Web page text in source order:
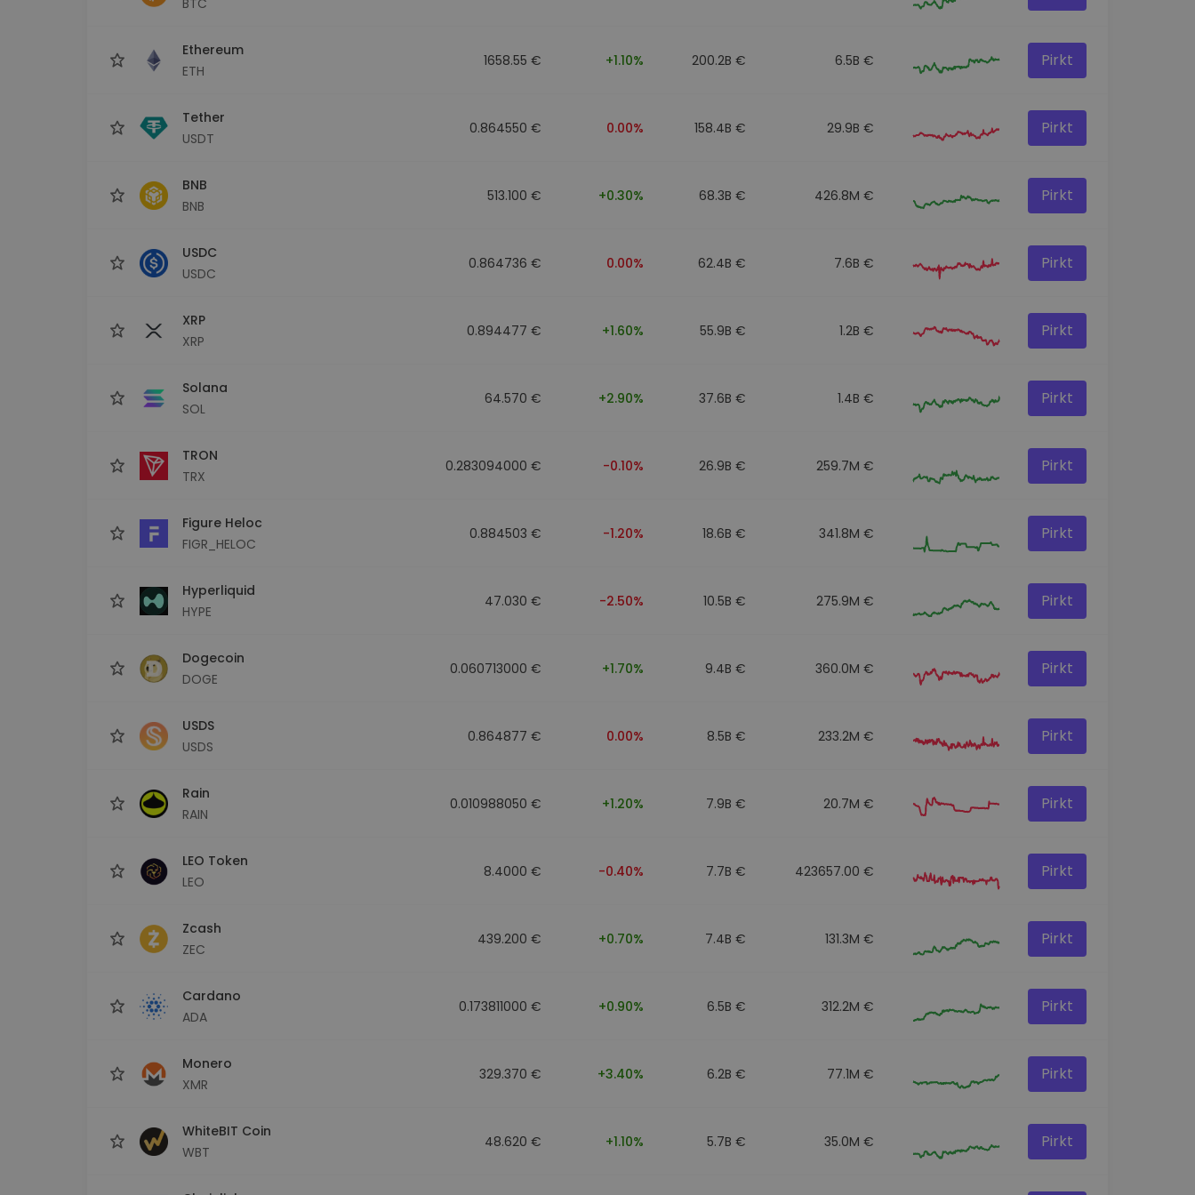
Ethereum
ETH
1658.55 € +1.10% 200.2B € 6.5B € Pirkt
Tether
USDT
0.864550 € 0.00% 158.4B € 29.9B € Pirkt
BNB
BNB
513.100 € +0.30% 68.3B € 426.8M € Pirkt
USDC
USDC
0.864736 € 0.00% 62.4B € 7.6B € Pirkt
XRP
XRP
0.894477 € +1.60% 55.9B € 1.2B € Pirkt
Solana
SOL
64.570 € +2.90% 37.6B € 1.4B € Pirkt
TRON
TRX
0.283094000 € -0.10% 26.9B € 259.7M € Pirkt
Figure Heloc
FIGR_HELOC
0.884503 € -1.20% 18.6B € 341.8M € Pirkt
Hyperliquid
HYPE
47.030 € -2.50% 10.5B € 275.9M € Pirkt
Dogecoin
DOGE
0.060713000 € +1.70% 9.4B € 360.0M € Pirkt
USDS
USDS
0.864877 € 0.00% 8.5B € 233.2M € Pirkt
Rain
RAIN
0.010988050 € +1.20% 7.9B € 20.7M € Pirkt
LEO Token
LEO
8.4000 € -0.40% 7.7B € 423657.00 € Pirkt
Zcash
ZEC
439.200 € +0.70% 7.4B € 131.3M € Pirkt
Cardano
ADA
0.173811000 € +0.90% 6.5B € 312.2M € Pirkt
Monero
XMR
329.370 € +3.40% 6.2B € 77.1M € Pirkt
WhiteBIT Coin
WBT
48.620 € +1.10% 5.7B € 35.0M € Pirkt